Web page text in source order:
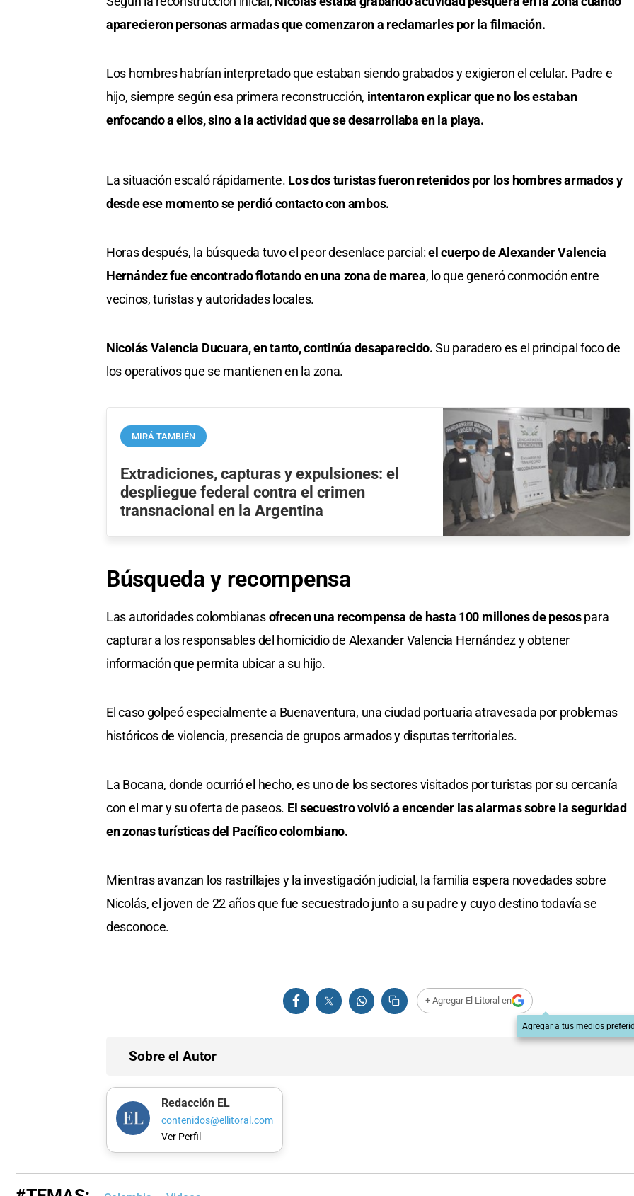
aparecieron personas armadas que comenzaron a reclamarles por la filmación.
Los hombres habrían interpretado que estaban siendo grabados y exigieron el celular. Padre e
hijo, siempre según esa primera reconstrucción, intentaron explicar que no los estaban
enfocando a ellos, sino a la actividad que se desarrollaba en la playa.
La situación escaló rápidamente. Los dos turistas fueron retenidos por los hombres armados y
desde ese momento se perdió contacto con ambos.
Horas después, la búsqueda tuvo el peor desenlace parcial:el cuerpo de Alexander Valencia
Hernández fue encontrado flotando en una zona de marea, lo que generó conmoción entre
vecinos, turistas y autoridades locales.
Nicolás Valencia Ducuara, en tanto, continúa desaparecido.Su paradero es el principal foco de
los operativos que se mantienen en la zona.
MIRÁ TAMBIÉN
Extradiciones, capturas y expulsiones: el
despliegue federal contra el crimen
transnacional en la Argentina
Búsqueda y recompensa
Las autoridades colombianasofrecen una recompensa de hasta 100 millones de pesospara
capturar a los responsables del homicidio de Alexander Valencia Hernández y obtener
información que permita ubicar a su hijo.
El caso golpeó especialmente a Buenaventura, una ciudad portuaria atravesada por problemas
históricos de violencia, presencia de grupos armados y disputas territoriales.
La Bocana, donde ocurrió el hecho, es uno de los sectores visitados por turistas por su cercanía
con el mar y su oferta de paseos. El secuestro volvió a encender las alarmas sobre la seguridad
en zonas turísticas del Pacífico colombiano.
Mientras avanzan los rastrillajes y la investigación judicial, la familia espera novedades sobre
Nicolás, el joven de 22 años que fue secuestrado junto a su padre y cuyo destino todavía se
desconoce.
+ Agregar El Litoral en
Agregar a tus medios
Sobre el Autor
Redacción EL
contenidos@ellitoral.com
Ver Perfil